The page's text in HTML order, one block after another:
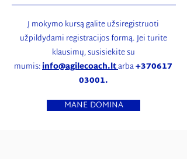
Į mokymo kursą galite užsiregistruoti
užpildydami registracijos formą. Jei turite
klausimų, susisiekite su
mumis:info@agilecoach.ltarba+370617
03001.
MANE DOMINA